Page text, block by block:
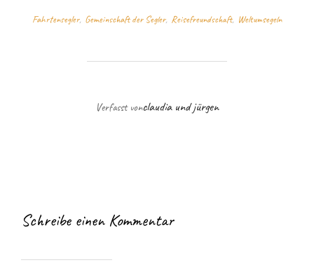
Fahrtensegler, Gemeinschaft der Segler, Reisefreundschaft, Weltumsegeln
BEITRAGSAUTOR
Verfasst vonclaudia und jürgen
Schreibe einen Kommentar